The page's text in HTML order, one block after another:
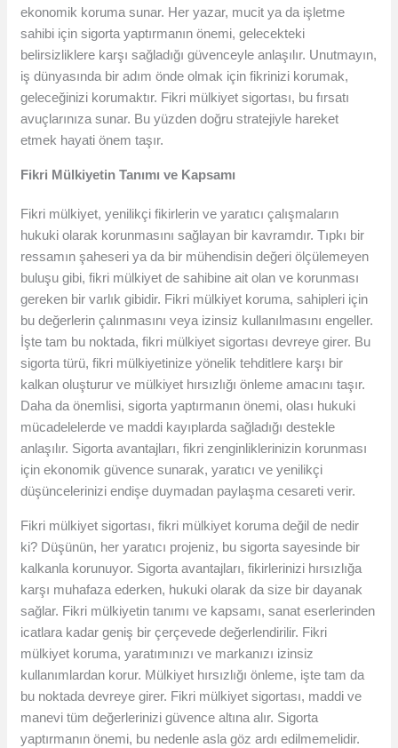
ekonomik koruma sunar. Her yazar, mucit ya da işletme
sahibi için sigorta yaptırmanın önemi, gelecekteki
belirsizliklere karşı sağladığı güvenceyle anlaşılır. Unutmayın,
iş dünyasında bir adım önde olmak için fikrinizi korumak,
geleceğinizi korumaktır. Fikri mülkiyet sigortası, bu fırsatı
avuçlarınıza sunar. Bu yüzden doğru stratejiyle hareket
etmek hayati önem taşır.
Fikri Mülkiyetin Tanımı ve Kapsamı
Fikri mülkiyet, yenilikçi fikirlerin ve yaratıcı çalışmaların
hukuki olarak korunmasını sağlayan bir kavramdır. Tıpkı bir
ressamın şaheseri ya da bir mühendisin değeri ölçülemeyen
buluşu gibi, fikri mülkiyet de sahibine ait olan ve korunması
gereken bir varlık gibidir. Fikri mülkiyet koruma, sahipleri için
bu değerlerin çalınmasını veya izinsiz kullanılmasını engeller.
İşte tam bu noktada, fikri mülkiyet sigortası devreye girer. Bu
sigorta türü, fikri mülkiyetinize yönelik tehditlere karşı bir
kalkan oluşturur ve mülkiyet hırsızlığı önleme amacını taşır.
Daha da önemlisi, sigorta yaptırmanın önemi, olası hukuki
mücadelelerde ve maddi kayıplarda sağladığı destekle
anlaşılır. Sigorta avantajları, fikri zenginliklerinizin korunması
için ekonomik güvence sunarak, yaratıcı ve yenilikçi
düşüncelerinizi endişe duymadan paylaşma cesareti verir.
Fikri mülkiyet sigortası, fikri mülkiyet koruma değil de nedir
ki? Düşünün, her yaratıcı projeniz, bu sigorta sayesinde bir
kalkanla korunuyor. Sigorta avantajları, fikirlerinizi hırsızlığa
karşı muhafaza ederken, hukuki olarak da size bir dayanak
sağlar. Fikri mülkiyetin tanımı ve kapsamı, sanat eserlerinden
icatlara kadar geniş bir çerçevede değerlendirilir. Fikri
mülkiyet koruma, yaratımınızı ve markanızı izinsiz
kullanımlardan korur. Mülkiyet hırsızlığı önleme, işte tam da
bu noktada devreye girer. Fikri mülkiyet sigortası, maddi ve
manevi tüm değerlerinizi güvence altına alır. Sigorta
yaptırmanın önemi, bu nedenle asla göz ardı edilmemelidir.